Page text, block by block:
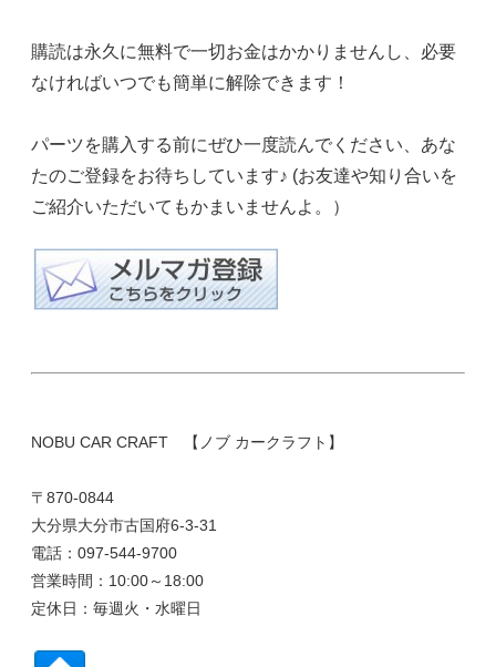
購読は永久に無料で一切お金はかかりませんし、必要
なければいつでも簡単に解除できます！
パーツを購入する前にぜひ一度読んでください、あな
たのご登録をお待ちしています♪ (お友達や知り合いを
ご紹介いただいてもかまいませんよ。）
NOBU CAR CRAFT 【ノブ カークラフト】
〒870-0844
大分県大分市古国府6-3-31
電話：097-544-9700
営業時間：10:00～18:00
定休日：毎週火・水曜日